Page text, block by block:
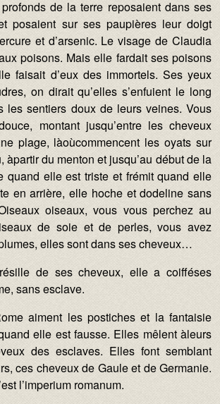
de la terre reposaient dans ses
posaient sur ses paupières leur doigt
et d’arsenic. Le visage de Claudia
poisons. Mais elle fardait ses poisons
faisait d’eux des immortels. Ses yeux
on dirait qu’elles s’enfuient le long
les sentiers doux de leurs veines. Vous
montant jusqu’entre les cheveux
plage, làoùcommencent les oyats sur
àpartir du menton et jusqu’au début de la
quand elle est triste et frémit quand elle
en arrière, elle hoche et dodeline sans
oiseaux, vous vous perchez au
de soie et de perles, vous avez
elles sont dans ses cheveux…
de ses cheveux, elle a coifféses
sans esclave.
aiment les postiches et la fantaisie
elle est fausse. Elles mêlent àleurs
des esclaves. Elles font semblant
ces cheveux de Gaule et de Germanie.
l’imperium romanum.